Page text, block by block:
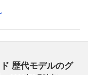
歴代モデルのグ